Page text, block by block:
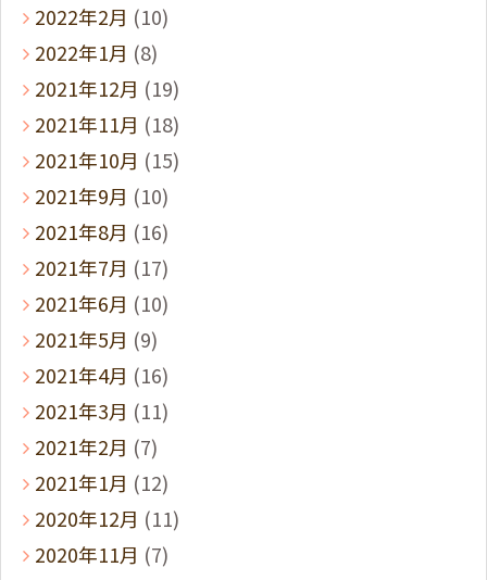
2022年2月 (10)
2022年1月 (8)
2021年12月 (19)
2021年11月 (18)
2021年10月 (15)
2021年9月 (10)
2021年8月 (16)
2021年7月 (17)
2021年6月 (10)
2021年5月 (9)
2021年4月 (16)
2021年3月 (11)
2021年2月 (7)
2021年1月 (12)
2020年12月 (11)
2020年11月 (7)